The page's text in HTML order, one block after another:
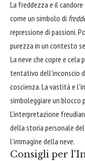
La freddezza e il
come un simbolo di
repressione di passioni.
purezza in un contesto
La neve che copre e cela
tentativo dell'inconscio
coscienza. La vastità e
simboleggiare un blocco
L'interpretazione
della storia personale
l'immagine della neve.
Consigli per